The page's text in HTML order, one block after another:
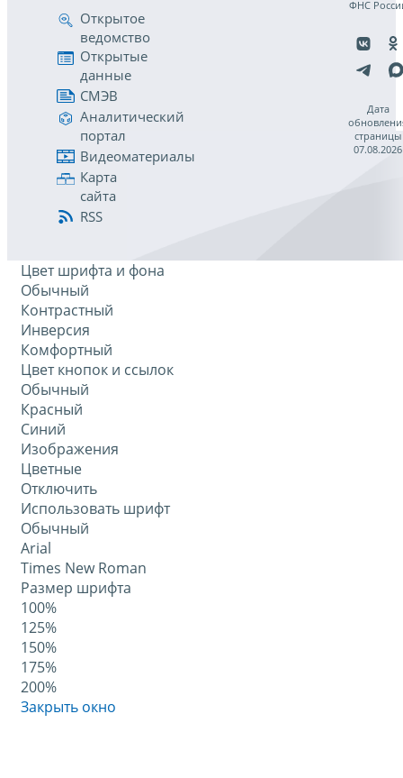
Открытое
ведомство
Открытые
данные
СМЭВ
Аналитический
портал
Видеоматериалы
Карта
сайта
RSS
ФНС
Дата
страницы
07.08.2026
Цвет шрифта и фона
Обычный
Контрастный
Инверсия
Комфортный
Цвет кнопок и ссылок
Обычный
Красный
Синий
Изображения
Цветные
Отключить
Использовать шрифт
Обычный
Arial
Times New Roman
Размер шрифта
100%
125%
150%
175%
200%
Закрыть окно